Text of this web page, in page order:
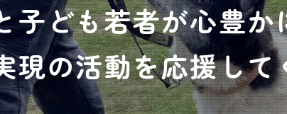
子ども若者が心豊
現の活動を応援して